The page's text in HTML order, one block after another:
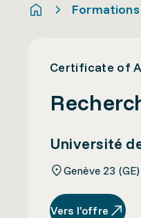
Formations
Certificate of
Université
Genève 23 (GE)
Vers l’offre